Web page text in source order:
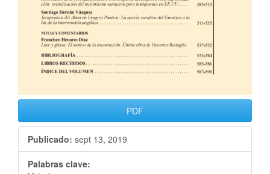
PDF
Publicado: sept 13, 2019
Palabras clave: